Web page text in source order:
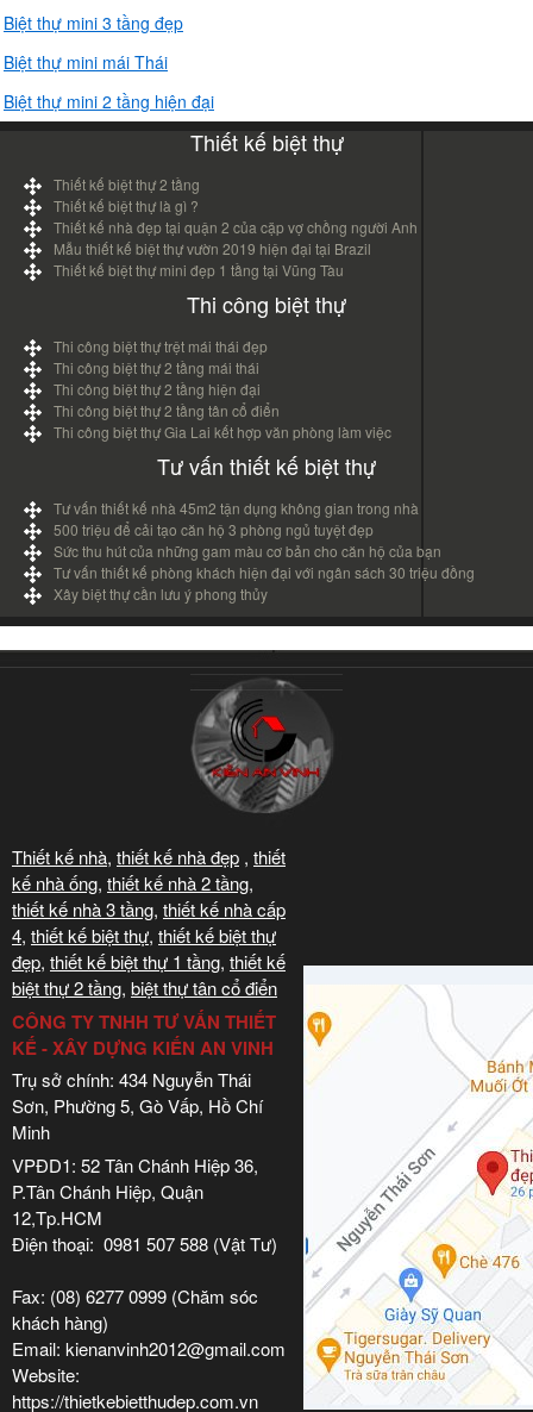
Biệt thự mini 3 tầng đẹp
Biệt thự mini mái Thái
Biệt thự mini 2 tầng hiện đại
Thiết kế biệt thự
Thiết kế biệt thự 2 tầng
Thiết kế biệt thự là gì ?
Thiết kế nhà đẹp tại quận 2 của cặp vợ chồng người Anh
Mẫu thiết kế biệt thự vườn 2019 hiện đại tại Brazil
Thiết kế biệt thự mini đẹp 1 tầng tại Vũng Tàu
Thi công biệt thự
Thi công biệt thự trệt mái thái đẹp
Thi công biệt thự 2 tầng mái thái
Thi công biệt thự 2 tầng hiện đại
Thi công biệt thự 2 tầng tân cổ điển
Thi công biệt thự Gia Lai kết hợp văn phòng làm việc
Tư vấn thiết kế biệt thự
Tư vấn thiết kế nhà 45m2 tận dụng không gian trong nhà
500 triệu để cải tạo căn hộ 3 phòng ngủ tuyệt đẹp
Sức thu hút của những gam màu cơ bản cho căn hộ của bạn
Tư vấn thiết kế phòng khách hiện đại với ngân sách 30 triệu đồng
Xây biệt thự cần lưu ý phong thủy
Thiết kế nhà, thiết kế nhà đẹp , thiết
kế nhà ống, thiết kế nhà 2 tầng,
thiết kế nhà 3 tầng, thiết kế nhà cấp
4, thiết kế biệt thự, thiết kế biệt thự
đẹp, thiết kế biệt thự 1 tầng, thiết kế
biệt thự 2 tầng, biệt thự tân cổ điển
CÔNG TY TNHH TƯ VẤN THIẾT
KẾ - XÂY DỰNG KIẾN AN VINH
Trụ sở chính: 434 Nguyễn Thái
Sơn, Phường 5, Gò Vấp, Hồ Chí
Minh
VPĐD1: 52 Tân Chánh Hiệp 36,
P.Tân Chánh Hiệp, Quận
12,Tp.HCM
Điện thoại: 0981 507 588 (Vật Tư)
Fax: (08) 6277 0999 (Chăm sóc
khách hàng)
Email: kienanvinh2012@gmail.com
Website:
https://thietkebietthudep.com.vn